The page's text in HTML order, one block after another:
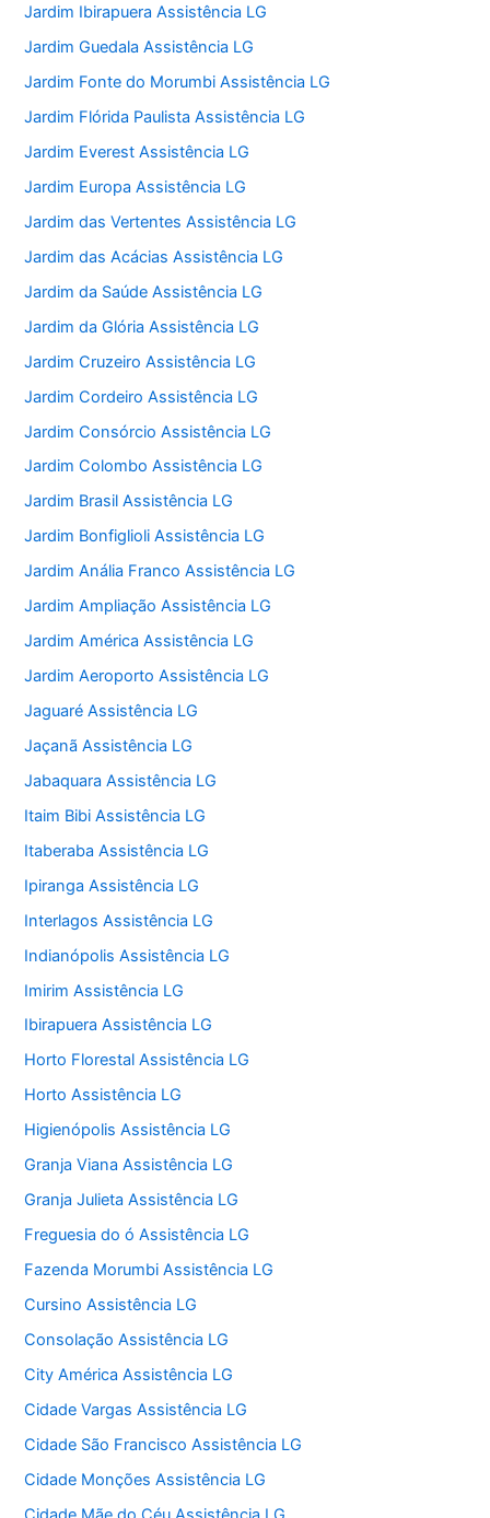
Jardim Ibirapuera Assistência LG
Jardim Guedala Assistência LG
Jardim Fonte do Morumbi Assistência LG
Jardim Flórida Paulista Assistência LG
Jardim Everest Assistência LG
Jardim Europa Assistência LG
Jardim das Vertentes Assistência LG
Jardim das Acácias Assistência LG
Jardim da Saúde Assistência LG
Jardim da Glória Assistência LG
Jardim Cruzeiro Assistência LG
Jardim Cordeiro Assistência LG
Jardim Consórcio Assistência LG
Jardim Colombo Assistência LG
Jardim Brasil Assistência LG
Jardim Bonfiglioli Assistência LG
Jardim Anália Franco Assistência LG
Jardim Ampliação Assistência LG
Jardim América Assistência LG
Jardim Aeroporto Assistência LG
Jaguaré Assistência LG
Jaçanã Assistência LG
Jabaquara Assistência LG
Itaim Bibi Assistência LG
Itaberaba Assistência LG
Ipiranga Assistência LG
Interlagos Assistência LG
Indianópolis Assistência LG
Imirim Assistência LG
Ibirapuera Assistência LG
Horto Florestal Assistência LG
Horto Assistência LG
Higienópolis Assistência LG
Granja Viana Assistência LG
Granja Julieta Assistência LG
Freguesia do ó Assistência LG
Fazenda Morumbi Assistência LG
Cursino Assistência LG
Consolação Assistência LG
City América Assistência LG
Cidade Vargas Assistência LG
Cidade São Francisco Assistência LG
Cidade Monções Assistência LG